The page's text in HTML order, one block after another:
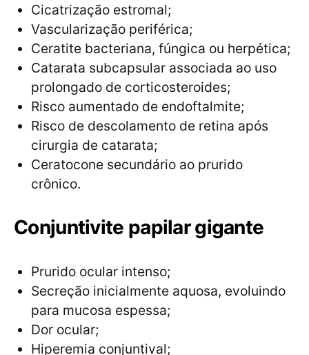
Cicatrização estromal;
Vascularização periférica;
Ceratite bacteriana, fúngica ou herpética;
Catarata subcapsular associada ao uso
prolongado de corticosteroides;
Risco aumentado de endoftalmite;
Risco de descolamento de retina após
cirurgia de catarata;
Ceratocone secundário ao prurido
crônico.
Conjuntivite papilar gigante
Prurido ocular intenso;
Secreção inicialmente aquosa, evoluindo
para mucosa espessa;
Dor ocular;
Hiperemia conjuntival;